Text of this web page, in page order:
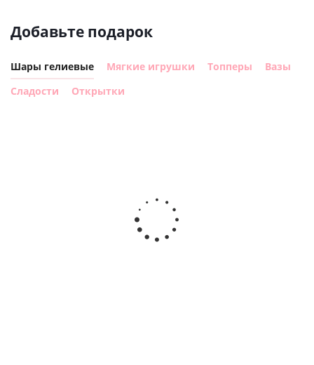
Добавьте подарок
Шары гелиевые Мягкие игрушки Топперы
Вазы
Сладости
Открытки
Шар с
днем
рождения,
с